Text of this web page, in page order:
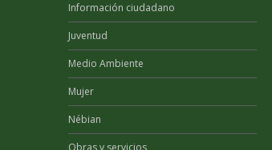
Información ciudadano
Juventud
Medio Ambiente
Mujer
Nébian